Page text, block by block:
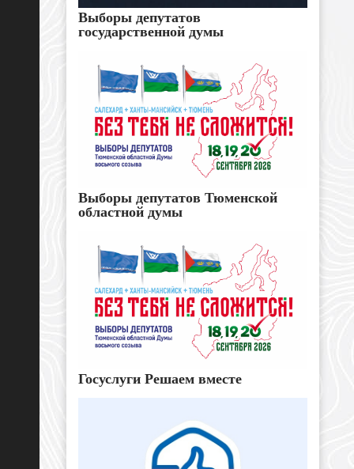
Выборы депутатов
государственной думы
Выборы депутатов Тюменской
областной думы
Госуслуги Решаем вместе